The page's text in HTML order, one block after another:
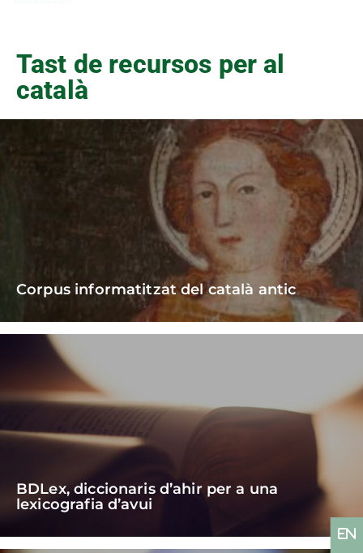
Tast de recursos per al
català​
Corpus informatitzat del català antic
BDLex, diccionaris d’ahir per a una
lexicografia d’avui